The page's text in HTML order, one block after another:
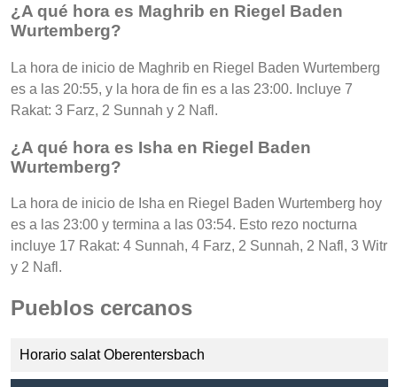
¿A qué hora es Maghrib en Riegel Baden
Wurtemberg?
La hora de inicio de Maghrib en Riegel Baden Wurtemberg
es a las 20:55, y la hora de fin es a las 23:00. Incluye 7
Rakat: 3 Farz, 2 Sunnah y 2 Nafl.
¿A qué hora es Isha en Riegel Baden
Wurtemberg?
La hora de inicio de Isha en Riegel Baden Wurtemberg hoy
es a las 23:00 y termina a las 03:54. Esto rezo nocturna
incluye 17 Rakat: 4 Sunnah, 4 Farz, 2 Sunnah, 2 Nafl, 3 Witr
y 2 Nafl.
Pueblos cercanos
Horario salat Oberentersbach